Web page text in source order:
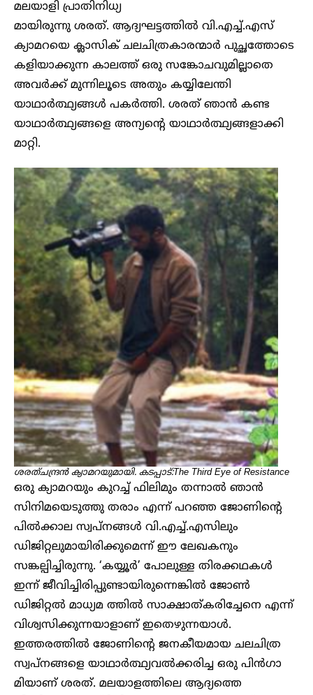
മലയാളി പ്രാതിനിധ്യ
മായിരുന്നു ശരത്. ആദ്യഘട്ടത്തിൽ വി.എച്ച്.എസ്
ക്യാമറയെ ക്ലാസിക് ‌ചലചിത്രകാരന്മാർ പുച്ഛത്തോടെ
കളിയാക്കുന്ന കാലത്ത് ഒരു സങ്കോചവുമില്ലാതെ
അവർക്ക് മുന്നിലൂടെ അതും കയ്യിലേന്തി
യാഥാർത്ഥ്യങ്ങൾ പകർത്തി. ശരത് ഞാൻ കണ്ട
യാഥാർത്ഥ്യങ്ങളെ അന്യന്റെ യാഥാർത്ഥ്യങ്ങളാക്കി
മാറ്റി.
ശരത്ചന്ദ്രൻ ക്യാമറയുമായി. കടപ്പാട്:The Third Eye of Resistance
ഒരു ക്യാമറയും കുറച്ച് ഫിലിമും തന്നാൽ ഞാൻ
സിനിമയെടുത്തു തരാം എന്ന് പറഞ്ഞ ജോണിന്റെ
പിൽക്കാല സ്വപ്നങ്ങൾ വി.എച്ച്.എസിലും
ഡിജിറ്റലുമായിരിക്കുമെന്ന് ഈ ലേഖകനും
സങ്കല്പിച്ചിരുന്നു. ‘കയ്യൂർ’ പോലുള്ള തിരക്കഥകൾ
ഇന്ന് ജീവിച്ചിരിപ്പുണ്ടായിരുന്നെങ്കിൽ ജോൺ
ഡിജിറ്റൽ മാധ്യമ ത്തിൽ സാക്ഷാത്കരിച്ചേനെ എന്ന്
വിശ്വസിക്കുന്നയാളാണ് ഇതെഴുന്നയാൾ.
ഇത്തരത്തിൽ ജോണിന്റെ ജനകീയമായ ചലചിത്ര
സ്വപ്നങ്ങളെ യാഥാർത്ഥ്യവൽക്കരിച്ച ഒരു പിൻഗാ
മിയാണ് ശരത്. മലയാളത്തിലെ ആദ്യത്തെ